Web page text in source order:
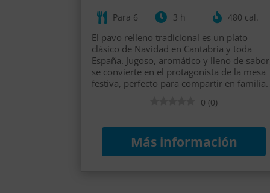
Para 6 3 h 480 cal.
El pavo relleno tradicional es un plato
clásico de Navidad en Cantabria y toda
España. Jugoso, aromático y lleno de
se convierte en el protagonista de la mesa
festiva, perfecto para compartir en familia.
0 (0)
Más información